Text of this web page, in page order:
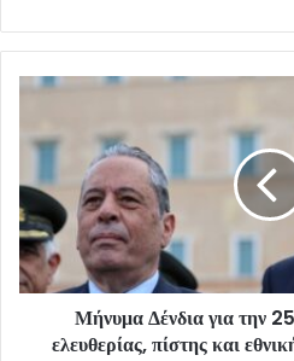
Μήνυμα Δένδια για την
ελευθερίας, πίστης και